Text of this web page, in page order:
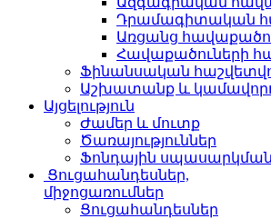
Դրամագիտական
Առցանց
Հավաքածուների
Ֆինանսական
Աշխատանք և
Այցելություն
Ժամեր և մուտք
Ծառայություններ
Ֆոնդային
Ցուցահանդեսներ,
միջոցառումներ
Ցուցահանդեսներ